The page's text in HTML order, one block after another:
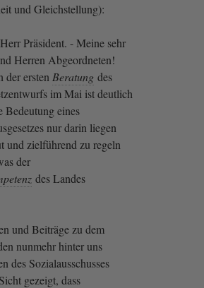
und Gleichstellung):
Präsident. - Meine sehr
Herren Abgeordneten!
der ersten Beratung des
im Mai ist deutlich
Bedeutung eines
nur darin liegen
und zielführend zu regeln
der
des Landes
und Beiträge zu dem
nunmehr hinter uns
des Sozialausschusses
gezeigt, dass